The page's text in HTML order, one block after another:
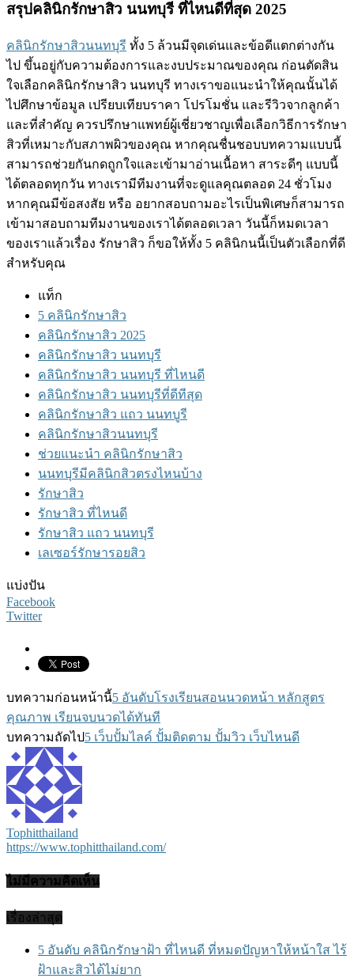
สรุปคลินิกรักษาสิว นนทบุรี ที่ไหนดีที่สุด 2025
คลินิกรักษาสิวนนทบุรี ทั้ง 5 ล้วนมีจุดเด่นและข้อดีแตกต่างกัน
ไป ขึ้นอยู่กับความต้องการและงบประมาณของคุณ ก่อนตัดสิน
ใจเลือกคลินิกรักษาสิว นนทบุรี ทางเราขอแนะนำให้คุณนั้นได้
ไปศึกษาข้อมูล เปรียบเทียบราคา โปรโมชั่น และรีวิวจากลูกค้า
และที่สำคัญ ควรปรึกษาแพทย์ผู้เชี่ยวชาญเพื่อเลือกวิธีการรักษา
สิวที่เหมาะกับสภาพผิวของคุณ หากคุณชื่นชอบบทความแบบนี้
สามารถช่วยกันกดถูกใจและเข้ามาอ่านเนื้อหา สาระดีๆ แบบนี้
ได้ตลอดทุกวัน ทางเรามีทีมงานที่จะดูแลคุณตลอด 24 ชั่วโมง
หากคุณมีข้อสงสัย หรือ อยากสอบถามอะไรเป็นพิเศษก็สามารถ
เข้ามาสอบถามทีมงานของเราได้ตลอดเวลา วันนี้ก็หมดเวลา
ของเราแล้วเรื่อง รักษาสิว ก็ขอให้ทั้ง 5 คลินิกนนี้เป็นตัวเลือกที่ดี
สำหรับคุณ
แท็ก
5 คลินิกรักษาสิว
คลินิกรักษาสิว 2025
คลินิกรักษาสิว นนทบุรี
คลินิกรักษาสิว นนทบุรี ที่ไหนดี
คลินิกรักษาสิว นนทบุรีที่ดีทีสุด
คลินิกรักษาสิว แถว นนทบูรี
คลินิกรักษาสิวนนทบุรี
ช่วยแนะนำ คลินิกรักษาสิว
นนทบุรีมีคลินิกสิวตรงไหนบ้าง
รักษาสิว
รักษาสิว ที่ไหนดี
รักษาสิว แถว นนทบุรี
เลเซอร์รักษารอยสิว
แบ่งปัน
Facebook
Twitter
บทความก่อนหน้านี้5 อันดับโรงเรียนสอนนวดหน้า หลักสูตร
คุณภาพ เรียนจบนวดได้ทันที
บทความถัดไป5 เว็บปั้มไลค์ ปั้มติดตาม ปั้มวิว เว็บไหนดี
Tophitthailand
https://www.tophitthailand.com/
ไม่มีความคิดเห็น
เรื่องล่าสุด
5 อันดับ คลินิกรักษาฝ้า ที่ไหนดี ที่หมดปัญหาให้หน้าใส ไร้
ฝ้าและสิวได้ไม่ยาก